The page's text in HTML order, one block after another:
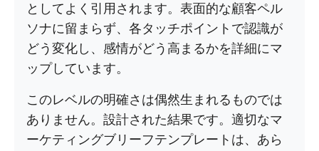
としてよく引用されます。表面的な顧客ペル
ソナに留まらず、各タッチポイントで認識が
どう変化し、感情がどう高まるかを詳細にマ
ップしています。
このレベルの明確さは偶然生まれるものでは
ありません。設計された結果です。適切なマ
ーケティングブリーフテンプレートは、あら